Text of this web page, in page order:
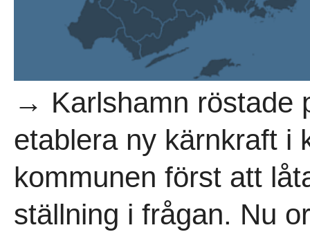
→ Karlshamn röstade
etablera ny kärnkraft i
kommunen först att
ställning i frågan. Nu